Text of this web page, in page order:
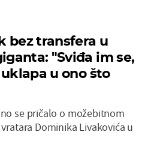
bez transfera u
"Sviđa im se,
u ono što
se pričalo o možebitnom
Dominika Livakovića u